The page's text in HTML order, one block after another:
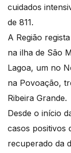
cuidados
de 811.
A Região
na ilha de São
Lagoa, um no
na Povoação,
Ribeira Grande.
Desde o início
casos positivos
recuperado da